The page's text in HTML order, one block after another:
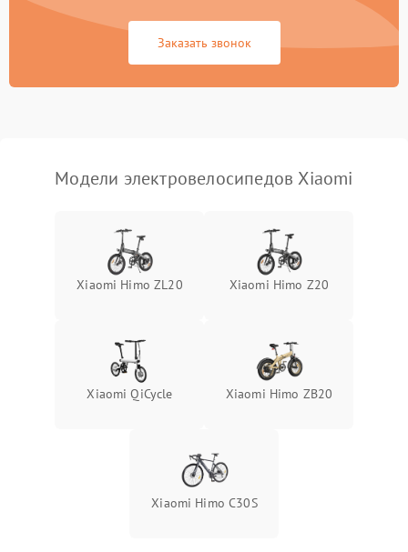
Заказать звонок
Модели электровелосипедов Xiaomi
Xiaomi Himo ZL20 Xiaomi Himo Z20
Xiaomi QiCycle Xiaomi Himo ZB20
Xiaomi Himo C30S